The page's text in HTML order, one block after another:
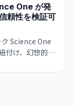
One が発
性を検証可
Science One
付け、幻想的参